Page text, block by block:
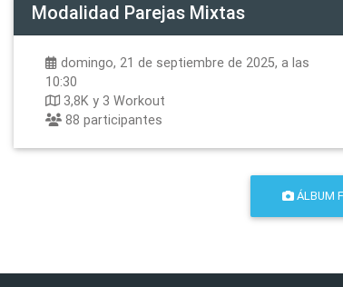
Modalidad Parejas Mixtas
domingo, 21 de septiembre de 2025, a las
10:30
3,8K y 3 Workout
88participantes
ÁLBUM